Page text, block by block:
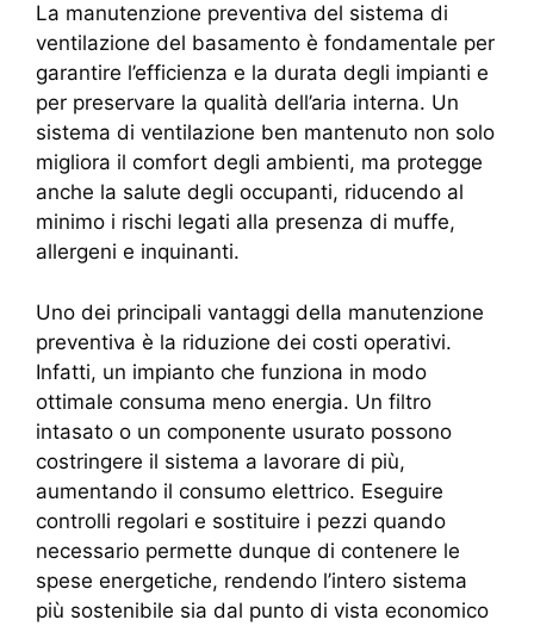
La manutenzione preventiva del sistema di
ventilazione del basamento è fondamentale per
garantire l’efficienza e la durata degli impianti e
per preservare la qualità dell’aria interna. Un
sistema di ventilazione ben mantenuto non solo
migliora il comfort degli ambienti, ma protegge
anche la salute degli occupanti, riducendo al
minimo i rischi legati alla presenza di muffe,
allergeni e inquinanti.
Uno dei principali vantaggi della manutenzione
preventiva è la riduzione dei costi operativi.
Infatti, un impianto che funziona in modo
ottimale consuma meno energia. Un filtro
intasato o un componente usurato possono
costringere il sistema a lavorare di più,
aumentando il consumo elettrico. Eseguire
controlli regolari e sostituire i pezzi quando
necessario permette dunque di contenere le
spese energetiche, rendendo l’intero sistema
più sostenibile sia dal punto di vista economico